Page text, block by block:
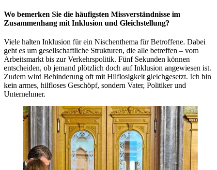
Wo bemerken Sie die häufigsten Missverständnisse im
Zusammenhang mit Inklusion und Gleichstellung?
Viele halten Inklusion für ein Nischenthema für Betroffene. Dabei
geht es um gesellschaftliche Strukturen, die alle betreffen – vom
Arbeitsmarkt bis zur Verkehrspolitik. Fünf Sekunden können
entscheiden, ob jemand plötzlich doch auf Inklusion angewiesen ist.
Zudem wird Behinderung oft mit Hilflosigkeit gleichgesetzt. Ich bin
kein armes, hilfloses Geschöpf, sondern Vater, Politiker und
Unternehmer.